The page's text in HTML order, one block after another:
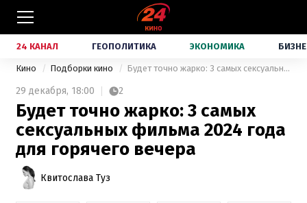
24 КАНАЛ ГЕОПОЛИТИКА ЭКОНОМИКА
Кино Подборки кино Будет точно жарко: 3 самых сексуальных фильма 2024 года для горячего вечера
29 декабря, 18:00 2
Будет точно жарко: 3 самых
сексуальных фильма 2024 года
для горячего вечера
Квитослава Туз